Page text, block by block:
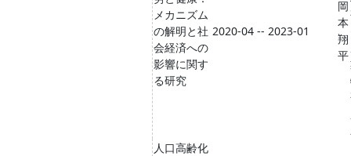
メカニズム
の解明と社
会経済への
影響に関す
る研究
2020-04 -- 2023-01
岡
本
翔
平
人口高齢化